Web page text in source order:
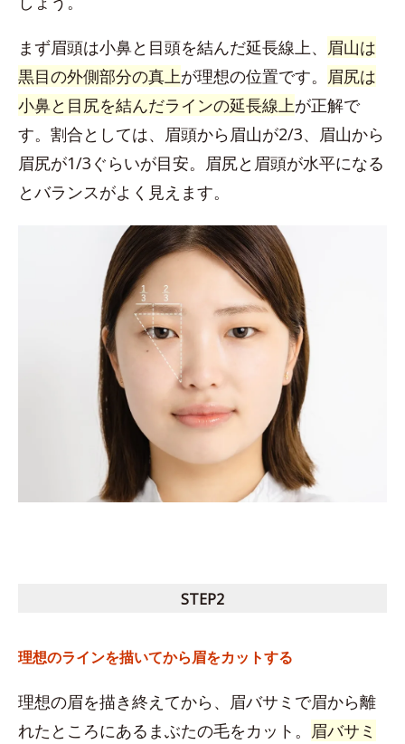
まず眉頭は小鼻と目頭を結んだ延長線上、 眉山は
黒目の外側部分の真上が理想の位置です。 眉尻は
小鼻と目尻を結んだラインの延長線上が正解で
す。割合としては、眉頭から眉山が2/3、眉山から
眉尻が1/3ぐらいが目安。眉尻と眉頭が水平になる
とバランスがよく見えます。
STEP2
理想のラインを描いてから眉をカットする
理想の眉を描き終えてから、眉バサミで眉から離
れたところにあるまぶたの毛をカット。 眉バサミ